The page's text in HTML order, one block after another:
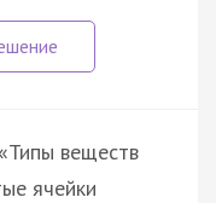
веществ
ячейки